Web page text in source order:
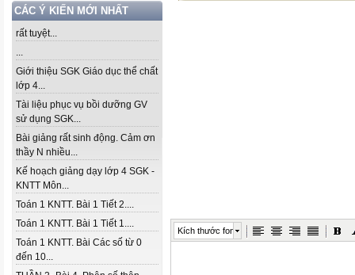
CÁC Ý KIẾN MỚI NHẤT
rất tuyệt...
...
Giới thiệu SGK Giáo dục thể chất
lớp 4...
Tài liệu phục vụ bồi dưỡng GV
sử dụng SGK...
Bài giảng rất sinh động. Cảm ơn
thầy N nhiều...
Kế hoạch giảng dạy lớp 4 SGK -
KNTT Môn...
Toán 1 KNTT. Bài 1 Tiết 2....
Toán 1 KNTT. Bài 1 Tiết 1....
Toán 1 KNTT. Bài Các số từ 0
đến 10...
Kích thước font